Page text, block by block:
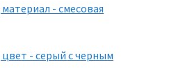
- смесовая
- серый с черным